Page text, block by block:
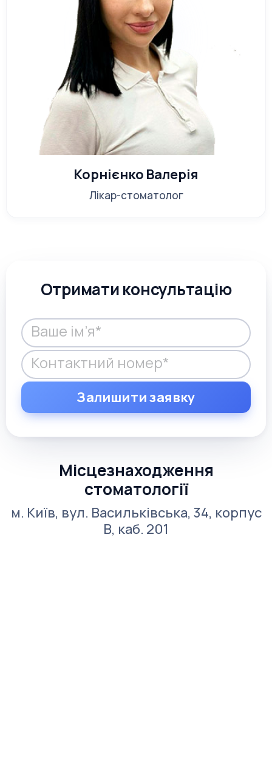
Корнієнко Валерія
Лікар-стоматолог
Отримати консультацію
Місцезнаходження
стоматології
м. Київ, вул. Васильківська, 34, корпус
В, каб. 201